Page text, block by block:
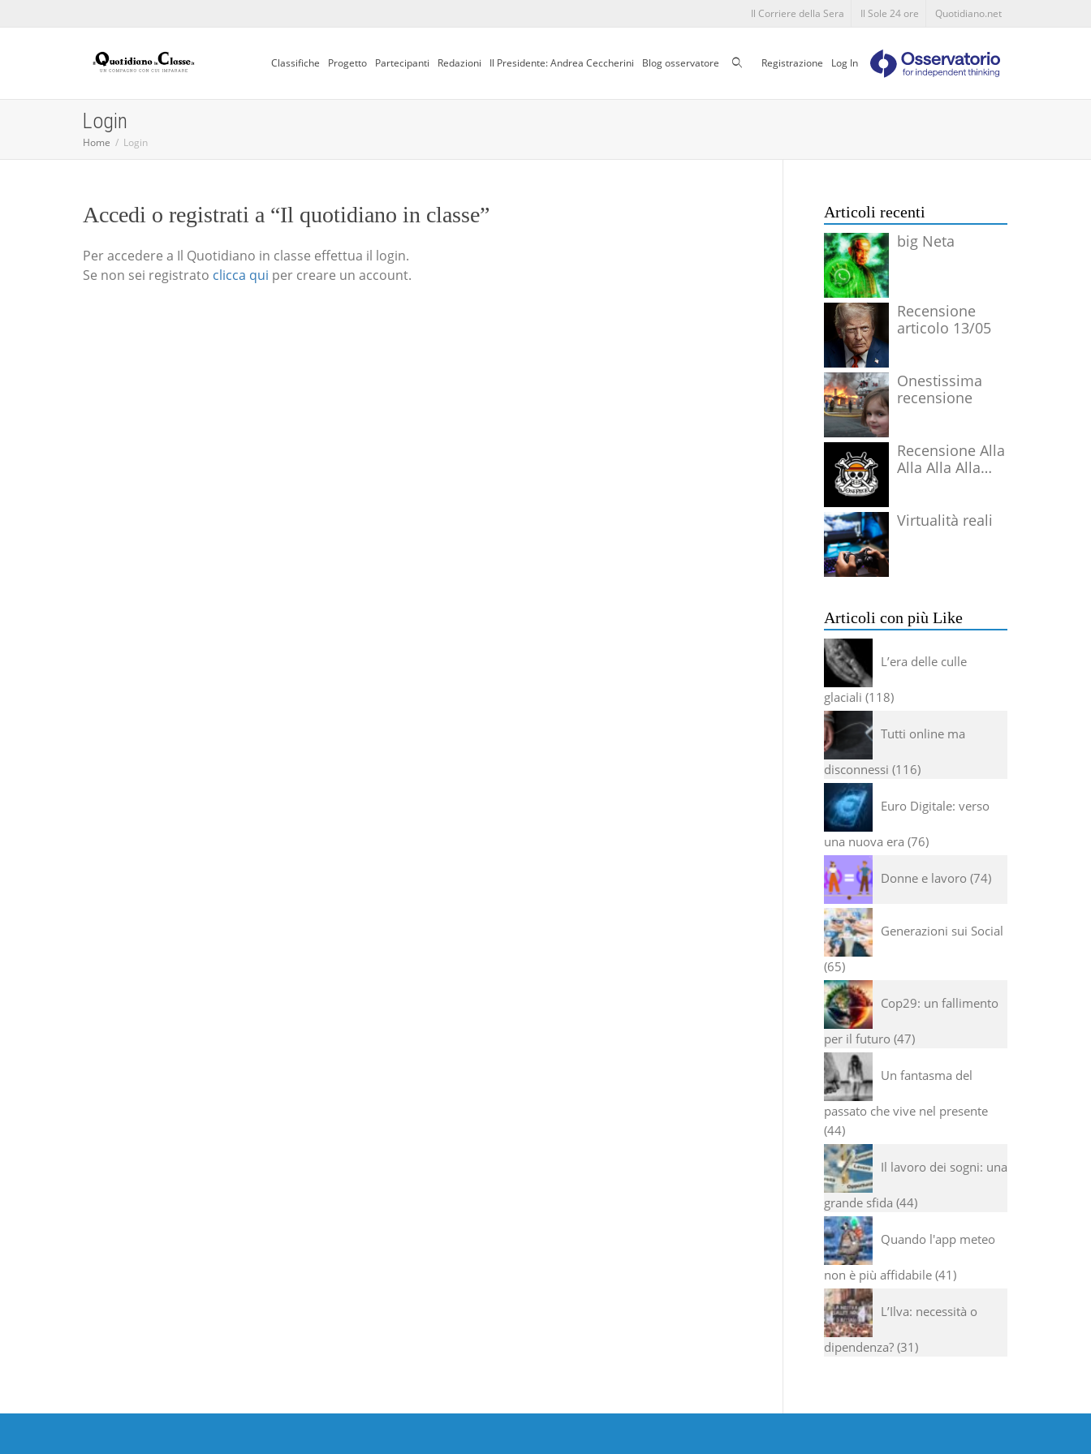
Il Corriere della Sera Il Sole 24 ore Quotidiano.net
Classifiche Progetto Partecipanti Redazioni Il Presidente: Andrea Ceccherini Blog osservatore CercaRegistrazione Log In
Login
Home Login
Accedi o registrati a “Il quotidiano in classe”
Per accedere a Il Quotidiano in classe effettua il login.
Se non sei registrato clicca qui per creare un account.
Articoli recenti
big Neta
Recensione
articolo 13/05
Onestissima
recensione
Recensione Alla
Alla Alla Alla
Virtualità reali
Articoli con più Like
L’era delle culle
glaciali 118
Tutti online ma
disconnessi 116
Euro Digitale: verso
una nuova era 76
Donne e lavoro 74
Generazioni sui Social
65
Cop29: un fallimento
per il futuro 47
Un fantasma del
passato che vive nel presente
44
Il lavoro dei sogni: una
grande sfida 44
Quando l'app meteo
non è più affidabile 41
L’Ilva: necessità o
dipendenza? 31